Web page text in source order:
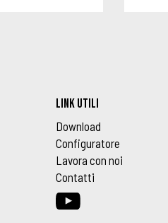
LINK UTILI
Download
Configuratore
Lavora con noi
Contatti